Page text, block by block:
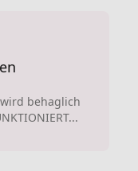
behaglich